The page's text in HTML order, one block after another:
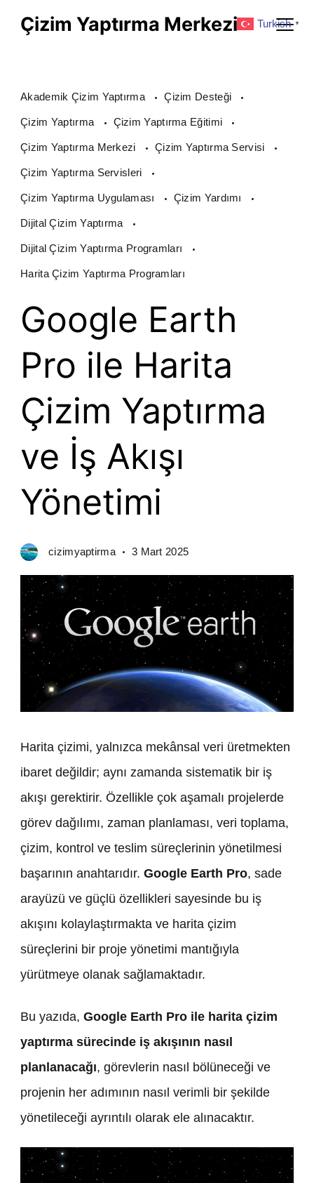
Çizim Yaptırma Merkezi
Akademik Çizim Yaptırma Çizim Desteği
Çizim Yaptırma Çizim Yaptırma Eğitimi
Çizim Yaptırma Merkezi Çizim Yaptırma Servisi
Çizim Yaptırma Servisleri
Çizim Yaptırma Uygulaması Çizim Yardımı
Dijital Çizim Yaptırma
Dijital Çizim Yaptırma Programları
Harita Çizim Yaptırma Programları
Google Earth
Pro ile Harita
Çizim Yaptırma
ve İş Akışı
Yönetimi
cizimyaptirma 3 Mart 2025
Harita çizimi, yalnızca mekânsal veri üretmekten
ibaret değildir; aynı zamanda sistematik bir iş
akışı gerektirir. Özellikle çok aşamalı projelerde
görev dağılımı, zaman planlaması, veri toplama,
çizim, kontrol ve teslim süreçlerinin yönetilmesi
başarının anahtarıdır. Google Earth Pro, sade
arayüzü ve güçlü özellikleri sayesinde bu iş
akışını kolaylaştırmakta ve harita çizim
süreçlerini bir proje yönetimi mantığıyla
yürütmeye olanak sağlamaktadır.
Bu yazıda, Google Earth Pro ile harita çizim
yaptırma sürecinde iş akışının nasıl
planlanacağı, görevlerin nasıl bölüneceği ve
projenin her adımının nasıl verimli bir şekilde
yönetileceği ayrıntılı olarak ele alınacaktır.
Turkish ▼